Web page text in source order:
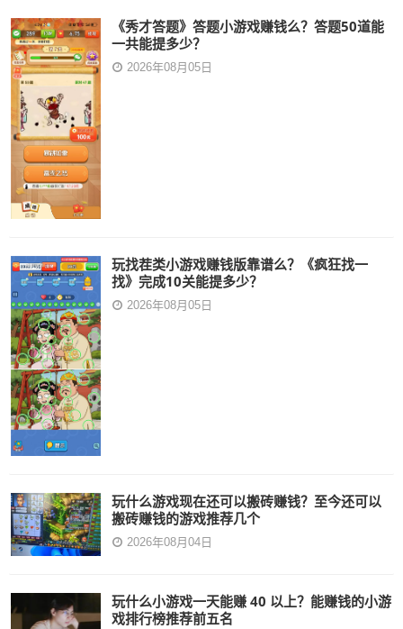
《秀才答题》答题小游戏赚钱么？答题50道能
一共能提多少？
2026年08月05日
玩找茬类小游戏赚钱版靠谱么？《疯狂找一
找》完成10关能提多少？
2026年08月05日
玩什么游戏现在还可以搬砖赚钱？至今还可以
搬砖赚钱的游戏推荐几个
2026年08月04日
玩什么小游戏一天能赚 40 以上？能赚钱的小游
戏排行榜推荐前五名